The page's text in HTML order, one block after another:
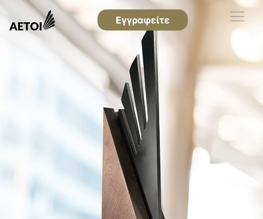
Εγγραφείτε